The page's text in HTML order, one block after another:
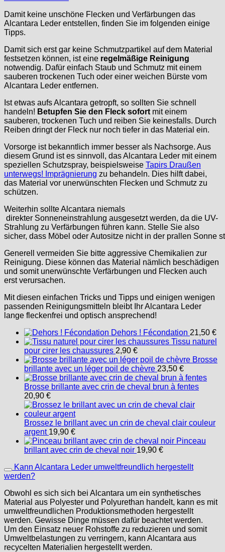
Damit keine unschöne Flecken und Verfärbungen das
Alcantara Leder entstellen, finden Sie im folgenden einige
Tipps.
Damit sich erst gar keine Schmutzpartikel auf dem Material
festsetzen können, ist eine regelmäßige Reinigung
notwendig. Dafür einfach Staub und Schmutz mit einem
sauberen trockenen Tuch oder einer weichen Bürste vom
Alcantara Leder entfernen.
Ist etwas aufs Alcantara getropft, so sollten Sie schnell
handeln! Betupfen Sie den Fleck sofort mit einem
sauberen, trockenen Tuch und reiben Sie keinesfalls. Durch
Reiben dringt der Fleck nur noch tiefer in das Material ein.
Vorsorge ist bekanntlich immer besser als Nachsorge. Aus
diesem Grund ist es sinnvoll, das Alcantara Leder mit einem
speziellen Schutzspray, beispielsweise Tapirs Draußen
unterwegs! Imprägnierung zu behandeln. Dies hilft dabei,
das Material vor unerwünschten Flecken und Schmutz zu
schützen.
Weiterhin sollte Alcantara niemals
direkter Sonneneinstrahlung ausgesetzt werden, da die UV-
Strahlung zu Verfärbungen führen kann. Stelle Sie also
sicher, dass Möbel oder Autositze nicht in der prallen Sonne
Generell vermeiden Sie bitte aggressive Chemikalien zur
Reinigung. Diese können das Material nämlich beschädigen
und somit unerwünschte Verfärbungen und Flecken auch
erst verursachen.
Mit diesen einfachen Tricks und Tipps und einigen wenigen
passenden Reinigungsmitteln bleibt Ihr Alcantara Leder
lange fleckenfrei und optisch ansprechend!
Dehors ! Fécondation 21,50 €
Tissu naturel
pour cirer les chaussures 2,90 €
Brosse
brillante avec un léger poil de chèvre 23,50 €
Brosse brillante avec crin de cheval brun à fentes
20,90 €
Brossez le brillant avec un crin de cheval clair couleur
argent 19,90 €
Pinceau
brillant avec crin de cheval noir 19,90 €
Kann Alcantara Leder umweltfreundlich hergestellt
werden?
Obwohl es sich sich bei Alcantara um ein synthetisches
Material aus Polyester und Polyurethan handelt, kann es mit
umweltfreundlichen Produktionsmethoden hergestellt
werden. Gewisse Dinge müssen dafür beachtet werden.
Um den Einsatz neuer Rohstoffe zu reduzieren und somit
Umweltbelastungen zu verringern, kann Alcantara aus
recycelten Materialien hergestellt werden.